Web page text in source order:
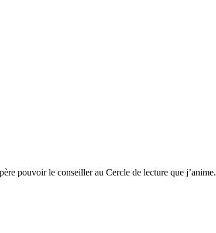
pouvoir le conseiller au Cercle de lecture que j’anime.